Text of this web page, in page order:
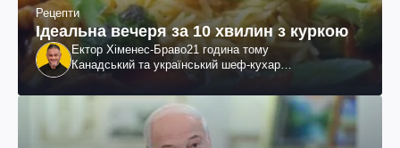
Рецепти
Ідеальна вечеря за 10 хвилин з куркою
Ектор Хіменес-Браво21 година тому
Канадський та український шеф-кухар